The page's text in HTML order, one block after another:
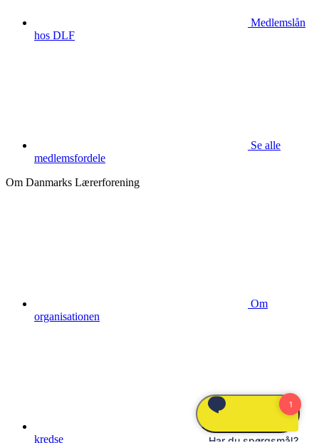
Medlemslån
hos DLF
Se alle
medlemsfordele
Om Danmarks Lærerforening
Om
organisationen
kredse